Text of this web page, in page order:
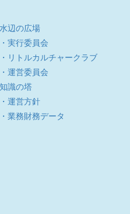
水辺の広場
・実行委員会
・リトルカルチャークラブ
・運営委員会
知識の塔
・運営方針
・業務財務データ